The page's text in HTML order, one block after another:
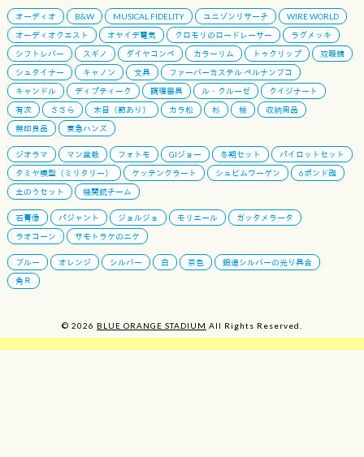
オーディオ B&W MUSICAL FIDELITY ユニゾンリサーチ
WIRE WORLD
オーディオクエスト
オヤイデ電気 クロモリのロードレーサー
ラグメッキ
シフトレバー
スギノ ダイヤコンペ カラーリム トゥクリップ
双眼鏡
シュタイナー
キャノン 文具
ファーバーカステル ペルナンブコ
キャンドル
ディプティーク 調理器具 ル・クルーゼ
クイジナート
有次
ささら 木目（節あり） カラ松 杉 桧
収納用品
無印良品
東急ハンズ
ジオラマ マン盆栽 フォトモ GIジョー 冬期セット
パイロットセット
タミヤ模型（ミリタリー）
ケッテンクラート シュビムワーゲン
6ポンド砲
土のうセット
機関銃チーム
石膏像 パジャント ジョルジョ モリエール
ガッタメラータ
ラオコーン
サモトラケのニケ
ブルー オレンジ シルバー 白 茶色
鍛造シルバーの光り具合
角Ｒ
© 2026 BLUE ORANGE STADIUM All Rights Reserved.